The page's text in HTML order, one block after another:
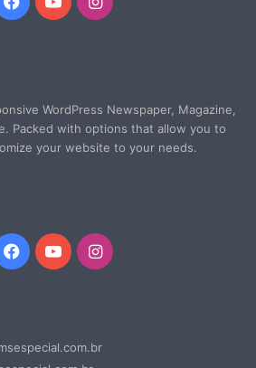
WordPress Newspaper, Magazine,
Packed with options that allow you to
your website to your needs.
Facebook
YouTubeInstagram